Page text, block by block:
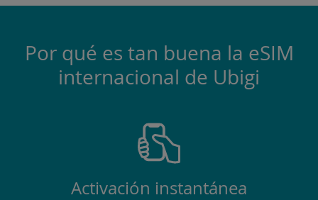
Por qué es tan buena la eSIM
internacional de Ubigi
Activación instantánea